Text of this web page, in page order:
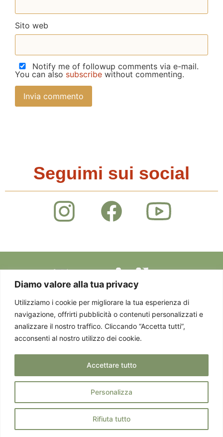
Diamo valore alla tua privacy
Utilizziamo i cookie per migliorare la tua esperienza di
navigazione, offrirti pubblicità o contenuti personalizzati e
analizzare il nostro traffico. Cliccando “Accetta tutti”,
acconsenti al nostro utilizzo dei cookie.
Personalizza
Rifiuta tutto
Accettare tutto
Sito web
Notify me of followup comments via e-mail.
You can also subscribe without commenting.
Seguimi sui social
© 2025 EMOTICIBO.
TUTTI DIRITTI
Via Staurenghi 37 -
21100 Varese - P. IVA
03458850124
Privacy Policy
Cookie Policy